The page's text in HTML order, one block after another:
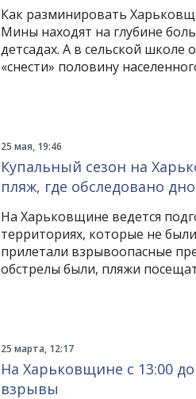
Как разминировать
Мины находят на глубине
детсадах. А в сельской школе
«снести» половину
25 мая, 19:46
Купальный сезон на
пляж, где обследовано дно
На Харьковщине ведется
территориях, которые не
прилетали взрывоопасные
обстрелы были, пляжи
25 марта, 12:17
На Харьковщине с 13:00 до
взрывы